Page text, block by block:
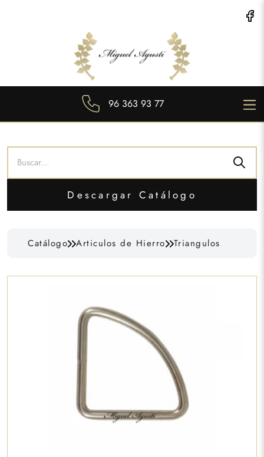
96 363 93 77
Descargar Catálogo
Catálogo Articulos de Hierro Triangulos